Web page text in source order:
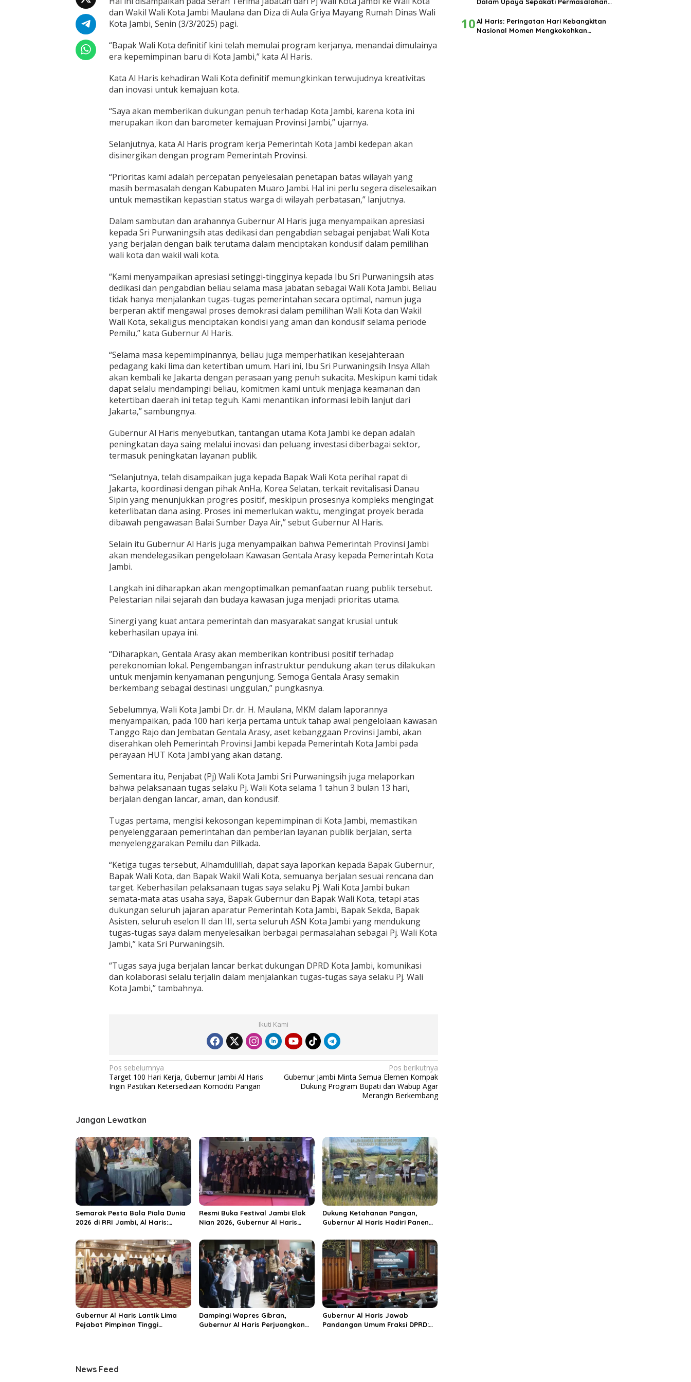
k
u
a
S
i
n
r
g
e
n
a
n
P
m
e
r
t
a
h
K
a
J
a
m
b
dan Wakil Wali Kota Jambi Maulana dan Diza di Aula Griya Mayang Rumah Dinas Wali
Kota Jambi, Senin (3/3/2025) pagi.
“Bapak Wali Kota definitif kini telah memulai program kerjanya, menandai dimulainya
era kepemimpinan baru di Kota Jambi,” kata Al Haris.
Kata Al Haris kehadiran Wali Kota definitif memungkinkan terwujudnya kreativitas
dan inovasi untuk kemajuan kota.
“Saya akan memberikan dukungan penuh terhadap Kota Jambi, karena kota ini
merupakan ikon dan barometer kemajuan Provinsi Jambi,” ujarnya.
Selanjutnya, kata Al Haris program kerja Pemerintah Kota Jambi kedepan akan
disinergikan dengan program Pemerintah Provinsi.
“Prioritas kami adalah percepatan penyelesaian penetapan batas wilayah yang
masih bermasalah dengan Kabupaten Muaro Jambi. Hal ini perlu segera diselesaikan
untuk memastikan kepastian status warga di wilayah perbatasan,” lanjutnya.
Dalam sambutan dan arahannya Gubernur Al Haris juga menyampaikan apresiasi
kepada Sri Purwaningsih atas dedikasi dan pengabdian sebagai penjabat Wali Kota
yang berjalan dengan baik terutama dalam menciptakan kondusif dalam pemilihan
wali kota dan wakil wali kota.
“Kami menyampaikan apresiasi setinggi-tingginya kepada Ibu Sri Purwaningsih atas
dedikasi dan pengabdian beliau selama masa jabatan sebagai Wali Kota Jambi. Beliau
tidak hanya menjalankan tugas-tugas pemerintahan secara optimal, namun juga
berperan aktif mengawal proses demokrasi dalam pemilihan Wali Kota dan Wakil
Wali Kota, sekaligus menciptakan kondisi yang aman dan kondusif selama periode
Pemilu,” kata Gubernur Al Haris.
“Selama masa kepemimpinannya, beliau juga memperhatikan kesejahteraan
pedagang kaki lima dan ketertiban umum. Hari ini, Ibu Sri Purwaningsih Insya Allah
akan kembali ke Jakarta dengan perasaan yang penuh sukacita. Meskipun kami tidak
dapat selalu mendampingi beliau, komitmen kami untuk menjaga keamanan dan
ketertiban daerah ini tetap teguh. Kami menantikan informasi lebih lanjut dari
Jakarta,” sambungnya.
Gubernur Al Haris menyebutkan, tantangan utama Kota Jambi ke depan adalah
peningkatan daya saing melalui inovasi dan peluang investasi diberbagai sektor,
termasuk peningkatan layanan publik.
“Selanjutnya, telah disampaikan juga kepada Bapak Wali Kota perihal rapat di
Jakarta, koordinasi dengan pihak AnHa, Korea Selatan, terkait revitalisasi Danau
Sipin yang menunjukkan progres positif, meskipun prosesnya kompleks mengingat
keterlibatan dana asing. Proses ini memerlukan waktu, mengingat proyek berada
dibawah pengawasan Balai Sumber Daya Air,” sebut Gubernur Al Haris.
Selain itu Gubernur Al Haris juga menyampaikan bahwa Pemerintah Provinsi Jambi
akan mendelegasikan pengelolaan Kawasan Gentala Arasy kepada Pemerintah Kota
Jambi.
Langkah ini diharapkan akan mengoptimalkan pemanfaatan ruang publik tersebut.
Pelestarian nilai sejarah dan budaya kawasan juga menjadi prioritas utama.
Sinergi yang kuat antara pemerintah dan masyarakat sangat krusial untuk
keberhasilan upaya ini.
“Diharapkan, Gentala Arasy akan memberikan kontribusi positif terhadap
perekonomian lokal. Pengembangan infrastruktur pendukung akan terus dilakukan
untuk menjamin kenyamanan pengunjung. Semoga Gentala Arasy semakin
berkembang sebagai destinasi unggulan,” pungkasnya.
Sebelumnya, Wali Kota Jambi Dr. dr. H. Maulana, MKM dalam laporannya
menyampaikan, pada 100 hari kerja pertama untuk tahap awal pengelolaan kawasan
Tanggo Rajo dan Jembatan Gentala Arasy, aset kebanggaan Provinsi Jambi, akan
diserahkan oleh Pemerintah Provinsi Jambi kepada Pemerintah Kota Jambi pada
perayaan HUT Kota Jambi yang akan datang.
Sementara itu, Penjabat (Pj) Wali Kota Jambi Sri Purwaningsih juga melaporkan
bahwa pelaksanaan tugas selaku Pj. Wali Kota selama 1 tahun 3 bulan 13 hari,
berjalan dengan lancar, aman, dan kondusif.
Tugas pertama, mengisi kekosongan kepemimpinan di Kota Jambi, memastikan
penyelenggaraan pemerintahan dan pemberian layanan publik berjalan, serta
menyelenggarakan Pemilu dan Pilkada.
“Ketiga tugas tersebut, Alhamdulillah, dapat saya laporkan kepada Bapak Gubernur,
Bapak Wali Kota, dan Bapak Wakil Wali Kota, semuanya berjalan sesuai rencana dan
target. Keberhasilan pelaksanaan tugas saya selaku Pj. Wali Kota Jambi bukan
semata-mata atas usaha saya, Bapak Gubernur dan Bapak Wali Kota, tetapi atas
dukungan seluruh jajaran aparatur Pemerintah Kota Jambi, Bapak Sekda, Bapak
Asisten, seluruh eselon II dan III, serta seluruh ASN Kota Jambi yang mendukung
tugas-tugas saya dalam menyelesaikan berbagai permasalahan sebagai Pj. Wali Kota
Jambi,” kata Sri Purwaningsih.
“Tugas saya juga berjalan lancar berkat dukungan DPRD Kota Jambi, komunikasi
dan kolaborasi selalu terjalin dalam menjalankan tugas-tugas saya selaku Pj. Wali
Kota Jambi,” tambahnya.
Ikuti Kami
N
a
i
g
a
s
i
p
o
s
Pos sebelumnya
Target 100 Hari Kerja, Gubernur Jambi Al Haris
Ingin Pastikan Ketersediaan Komoditi Pangan
Pos berikutnya
Gubernur Jambi Minta Semua Elemen Kompak
Dukung Program Bupati dan Wabup Agar
Merangin Berkembang
Jangan Lewatkan
Semarak Pesta Bola Piala Dunia
2026 di RRI Jambi, Al Haris:
Rakyat
Resmi Buka Festival Jambi Elok
Nian 2026, Gubernur Al Haris
Destinasi Wisata Budaya
Unggulan
Dukung Ketahanan Pangan,
Gubernur Al Haris Hadiri Panen
Tanjungjabung Timur
Gubernur Al Haris Lantik Lima
Pejabat Pimpinan Tinggi
Dampingi Wapres Gibran,
Gubernur Al Haris Perjuangkan
Gubernur Al Haris Jawab
Pandangan Umum Fraksi DPRD:
News Feed
Dalam Upaya Sepakati Permasalahan
10Al Haris: Peringatan Hari Kebangkitan
Nasional Momen Mengkokohkan